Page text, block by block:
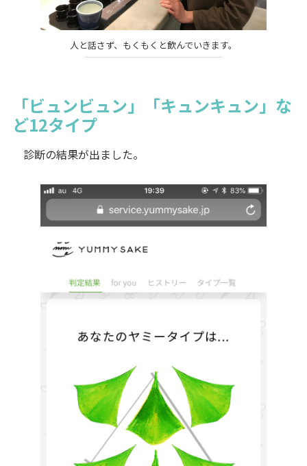
人と話さず、もくもくと飲んでいきます。
「ビュンビュン」「キュンキュン」な
ど12タイプ
診断の結果が出ました。